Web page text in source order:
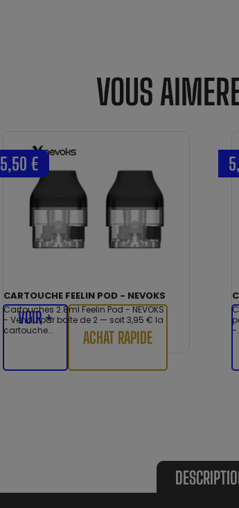
VOUS
CARTOUCHE FEELIN POD - NEVOKS
Cartouches 2.8ml Feelin Pod - NEVOKS
- Vendu par boîte de 2 — soit 3,95 € la
cartouche...
5,50 €
VOIR +
ACHAT RAPIDE
-